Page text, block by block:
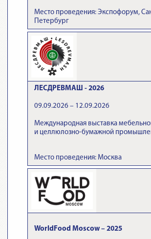
Место проведения: Экспофорум,
Петербург
ЛЕСДРЕВМАШ - 2026
09.09.2026 – 12.09.2026
Международная выставка
и целлюлозно-бумажной
Место проведения: Москва
WorldFood Moscow – 2025